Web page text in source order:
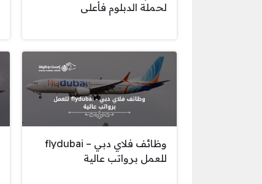
لحملة الدبلوم فأعلى
وظائف فلاي دبي – flydubai
للعمل برواتب عالية